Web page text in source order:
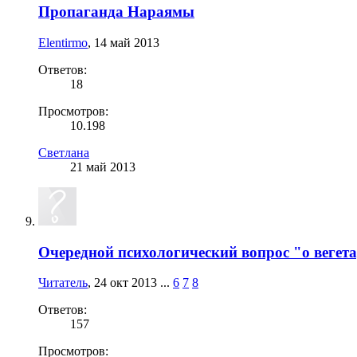
Пропаганда Нараямы
Elentirmo, 14 май 2013
Ответов:
18
Просмотров:
10.198
Светлана
21 май 2013
Очередной психологический вопрос "о
Читатель, 24 окт 2013 ... 6 7 8
Ответов:
157
Просмотров: